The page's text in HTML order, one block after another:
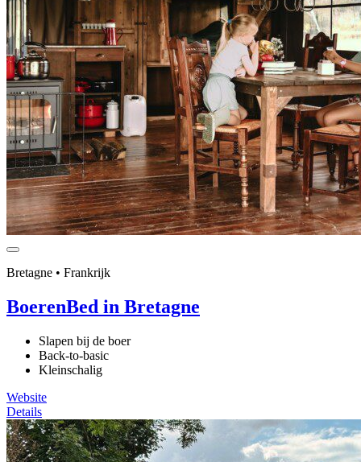
Bretagne • Frankrijk
BoerenBed in Bretagne
Slapen bij de boer
Back-to-basic
Kleinschalig
Website
Details